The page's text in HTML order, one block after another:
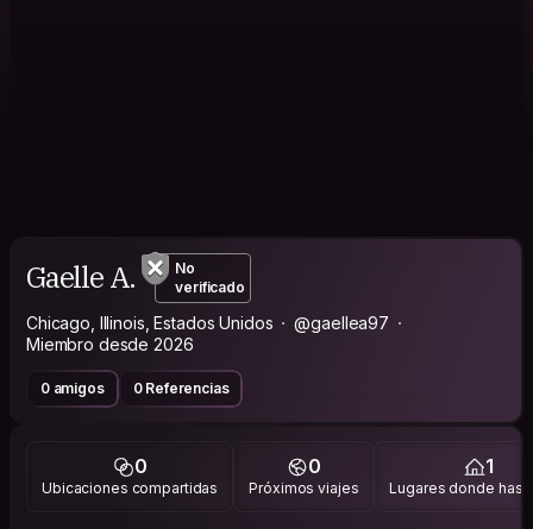
Gaelle A.
No
verificado
Chicago, Illinois, Estados Unidos
@gaellea97
Miembro desde 2026
0 amigos 0 Referencias
0
Ubicaciones compartidas
0
Próximos viajes
1
Lugares donde has